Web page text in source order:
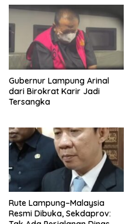
Gubernur Lampung Arinal
dari Birokrat Karir Jadi
Tersangka
Rute Lampung–Malaysia
Resmi Dibuka, Sekdaprov: